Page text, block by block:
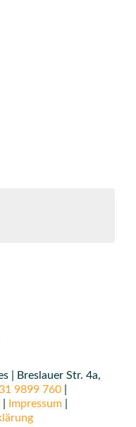
| Breslauer Str. 4a,
9899 760|
Impressum